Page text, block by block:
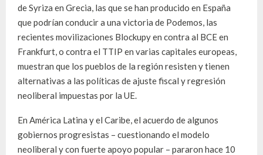
de Syriza en Grecia, las que se han producido en España
que podrían conducir a una victoria de Podemos, las
recientes movilizaciones Blockupy en contra al BCE en
Frankfurt, o contra el TTIP en varias capitales europeas,
muestran que los pueblos de la región resisten y tienen
alternativas a las políticas de ajuste fiscal y regresión
neoliberal impuestas por la UE.
En América Latina y el Caribe, el acuerdo de algunos
gobiernos progresistas – cuestionando el modelo
neoliberal y con fuerte apoyo popular – pararon hace 10